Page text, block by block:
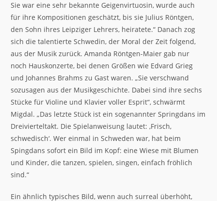
Sie war eine sehr bekannte Geigenvirtuosin, wurde auch
für ihre Kompositionen geschätzt, bis sie Julius Röntgen,
den Sohn ihres Leipziger Lehrers, heiratete.“ Danach zog
sich die talentierte Schwedin, der Moral der Zeit folgend,
aus der Musik zurück. Amanda Röntgen-Maier gab nur
noch Hauskonzerte, bei denen Größen wie Edvard Grieg
und Johannes Brahms zu Gast waren. „Sie verschwand
sozusagen aus der Musikgeschichte. Dabei sind ihre sechs
Stücke für Violine und Klavier voller Esprit“, schwärmt
Migdal. „Das letzte Stück ist ein sogenannter Springdans im
Dreivierteltakt. Die Spielanweisung lautet: ‚Frisch,
schwedisch‘. Wer einmal in Schweden war, hat beim
Spingdans sofort ein Bild im Kopf: eine Wiese mit Blumen
und Kinder, die tanzen, spielen, singen, einfach fröhlich
sind.“
Ein ähnlich typisches Bild, wenn auch surreal überhöht,